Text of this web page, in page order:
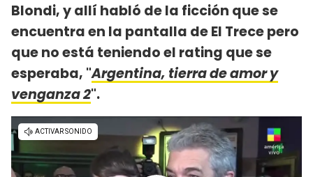
Blondi, y allí habló de la ficción que se
encuentra en la pantalla de El Trece pero
que no está teniendo el rating que se
esperaba, "Argentina, tierra de amor y
venganza 2".